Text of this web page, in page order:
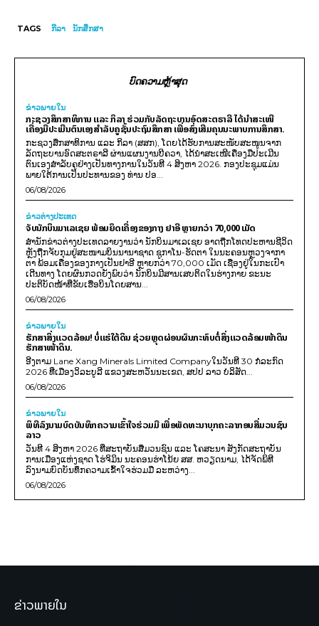
TAGS ກີລາ ນັກສຶກສາ
ບົດຄວາມຫຼ້າສຸດ
ຂ່າວພາຍ​ໃນ
ກະຊວງສຶກສາທິການ ແລະ ກິລາ ຮ່ວມກັບລັດຖະບານອົດສະຕຣາລີ ໄດ້ນຳສະເໜີ
ເຄື່ອງມືປະເມີນຕົນເອງສຳລັບຄູຊັ້ນປະຖົມສຶກສາ ເພື່ອສົ່ງເສີມຄຸນນະພາບການສຶກສາ.
ກະຊວງສຶກສາທິການ ແລະ ກິລາ (ສສກ), ໂດຍໄດ້ຮັບການສະໜັບສະໜູນຈາກ
ລັດຖະບານອົດສະຕຣາລີ ຜ່ານແຜນງານບີຄວາ, ໄດ້ນຳສະເໜີເຄື່ອງມືປະເມີນ
ຕົນເອງສຳລັບຄູຢ່າງເປັນທາງການໃນວັນທີ 4 ສິງຫາ 2026. ກອງປະຊຸມແມ່ນ
ພາຍໃຕ້ການເປັນປະທານຂອງ ທ່ານ ປອ...
06/08/2026
ຂ່າວຕ່າງປະເທດ
ຈັບນັກບິນມາເລເຊຍ ພ້ອມຍຶດເຄື່ອງຂອງກາງ ຢາອີ ຫຼາຍກວ່າ 70,000 ເມັດ
ສຳນັກຂ່າວຕ່າງປະເທດລາຍງານວ່າ ນັກບິນມາເລເຊຍ ອາດຖືກໂທດປະຫານຊີວິດ
ຫຼັງຖືກຈັບກຸມຢູ່ສະໜາມບິນນານາຊາດ ຊູກາໂນ-ຮັດຕາ ໃນນະຄອນຫຼວງຈາກາ
ຕາ ພ້ອມເຄື່ອງຂອງກາງເປັນຢາອີ ຫຼາຍກວ່າ 70,000 ເມັດ ເຊື່ອງຢູ່ໃນກະເປົາ
ເດີນທາງ ໂດຍຜົນກວດຍັງພົບວ່າ ນັກບິນມີສານເສບຕິດໃນຮ່າງກາຍ ຂະນະ
ປະຕິບັດໜ້າທີ່ຂັບເຮືອບິນໂດຍສານ...
06/08/2026
ຂ່າວພາຍ​ໃນ
ຮັກສາສິ່ງແວດລ້ອມ! ບໍ່ແຮ່ໃຕ້ດິນ ຊ່ວຍຫຼຸດຜ່ອນຜົນກະທົບຕໍ່ສິ່ງແວດລ້ອມໜ້າດິນ
ຮັກສາໜ້າດິນ.
ອີງຕາມ Lane Xang Minerals Limited Companyໃນວັນທີ 30 ກໍລະກົດ
2026 ທີ່ເມືອງວິລະບູລີ ແຂວງສະຫວັນນະເຂດ, ສປປ ລາວ ບໍລິສັດ...
06/08/2026
ຂ່າວພາຍ​ໃນ
ພິທີລົງນາມບົດບັນທຶກຄວາມເຂົ້າໃຈຮ່ວມມື ເພື່ອພັດທະນາບຸກຄະລາກອນສື່ມວນຊົນ
ລາວ
ວັນທີ 4 ສິງຫາ 2026 ທີ່ສະຖາບັນສື່ມວນຊົນ ແລະ ໂຄສະນາ ສັງກັດສະຖາບັນ
ການເມືອງແຫ່ງຊາດ ໂຮ່ຈິມິນ ນະຄອນຮ່າໂນ້ຍ ສສ. ຫວຽດນາມ, ໄດ້ຈັດພິທີ
ລົງນາມບົດບັນທຶກຄວາມເຂົ້າໃຈຮ່ວມມື ລະຫວ່າງ...
06/08/2026
ຂ່າວພາຍໃນ